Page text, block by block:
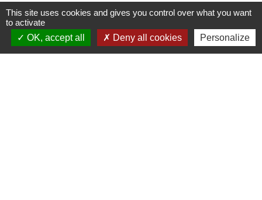
Infos Mairie
This site uses cookies and gives you control over what you want
to activate
OK, accept all
Deny all cookies Personalize